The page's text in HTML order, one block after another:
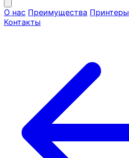
О нас Преимущества Принтеры
Контакты